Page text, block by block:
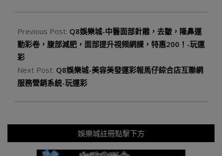
Previous Post: Q8娛樂城-中醫面部針雕，去皺，隆鼻運
動彩卷，腹部減肥，面部提升視頻網課，特惠200！-玩運
彩
Next Post: Q8娛樂城-美容美發運彩報馬仔綜合店互聯網
服務營銷系統-玩運彩
娛樂城註冊點擊下方